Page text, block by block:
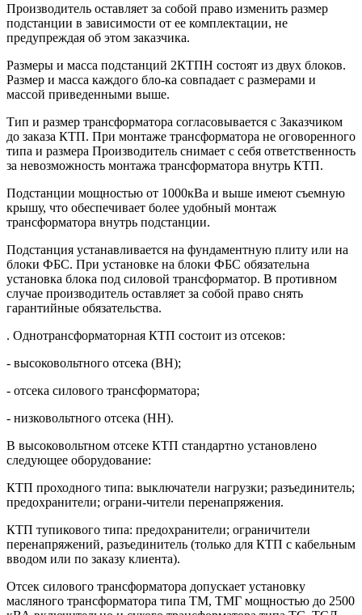
Производитель оставляет за собой право изменить размер
подстанции в зависимости от ее комплектации, не
предупреждая об этом заказчика.
Размеры и масса подстанций 2КТПН состоят из двух блоков.
Размер и масса каждого бло-ка совпадает с размерами и
массой приведенными выше.
Тип и размер трансформатора согласовывается с Заказчиком
до заказа КТП. При монтаже трансформатора не оговоренного
типа и размера Производитель снимает с себя ответственность
за невозможность монтажа трансформатора внутрь КТП.
Подстанции мощностью от 1000кВа и выше имеют съемную
крышу, что обеспечивает более удобный монтаж
трансформатора внутрь подстанции.
Подстанция устанавливается на фундаментную плиту или на
блоки ФБС. При установке на блоки ФБС обязательна
установка блока под силовой трансформатор. В противном
случае производитель оставляет за собой право снять
гарантийные обязательства.
. Однотрансформаторная КТП состоит из отсеков:
- высоковольтного отсека (ВН);
- отсека силового трансформатора;
- низковольтного отсека (НН).
В высоковольтном отсеке КТП стандартно установлено
следующее оборудование:
КТП проходного типа: выключатели нагрузки; разъединитель;
предохранители; ограни-чители перенапряжения.
КТП тупикового типа: предохранители; ограничители
перенапряжений, разъединитель (только для КТП с кабельным
вводом или по заказу клиента).
Отсек силового трансформатора допускает установку
масляного трансформатора типа ТМ, ТМГ мощностью до 2500